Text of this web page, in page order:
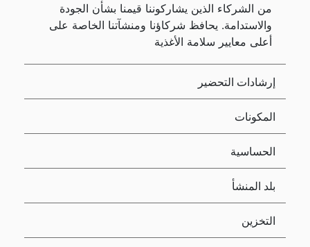
من الشركاء الذين يشاركوننا قيمنا بشأن الجودة
والاستدامة. يحافظ شركاؤنا ومنشآتنا الخاصة على
أعلى معايير سلامة الأغذية
إرشادات التحضير
المكونات
الحساسية
بلد المنشأ
التخزين